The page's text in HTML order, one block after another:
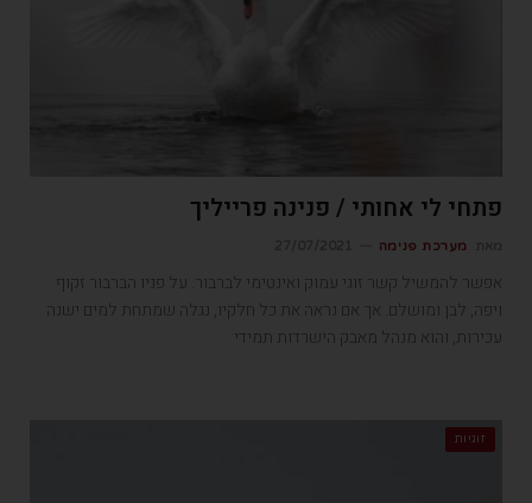
פתחי לי אחותי / פנינה פרייליך
מערכת פנימה
אפשר להמשיל קשר זוגי עמוק ואינטימי לברבור. על פניו הברבור זקוף
ויפה, לבן ומושלם. אך אם נראה את כל חלקיו, נגלה שמתחת למים ישנה
עכירות, והוא מנהל מאבק הישרדות תמידי
זוגיות